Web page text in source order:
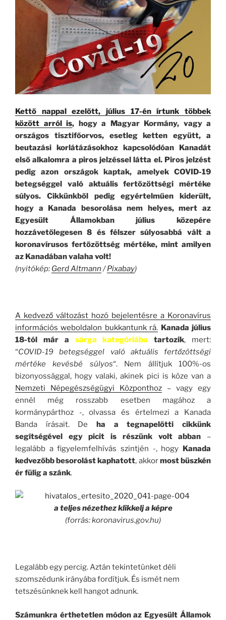
Kettő nappal ezelőtt, július 17-én írtunk többek
között arról is, hogy a Magyar Kormány, vagy a
országos tisztifőorvos, esetleg ketten együtt, a
beutazási korlátázásokhoz kapcsolódóan Kanadát
első alkalomra a piros jelzéssel látta el. Piros jelzést
pedig azon országok kaptak, amelyek COVID-19
betegséggel való aktuális fertőzöttségi mértéke
súlyos. Cikkünkből pedig egyértelműen kiderült,
hogy a Kanada besorolása nem helyes, mert az
Egyesült Államokban július közepére
hozzávetőlegesen 8 és félszer súlyosabbá vált a
koronavírusos fertőzöttség mértéke, mint amilyen
az Kanadában valaha volt!
(nyitókép: Gerd Altmann /Pixabay)
A kedvező változást hozó bejelentésre a Koronavírus
információs weboldalon bukkantunk rá. Kanada július
18-tól már a sárga kategóriába tartozik, mert:
“COVID-19 betegséggel való aktuális fertőzöttségi
mértéke kevésbé súlyos“. Nem állítjuk 100%-os
bizonyossággal, hogy valaki, akinek pici is köze van a
Nemzeti Népegészségügyi Központhoz – vagy egy
ennél még rosszabb esetben magához a
kormánypárthoz -, olvassa és értelmezi a Kanada
Banda írásait. De ha a tegnapelőtti cikkünk
segítségével egy picit is részünk volt abban –
legalább a figyelemfelhívás szintjén -, hogy Kanada
kedvezőbb besorolást kaphatott, akkormost büszkén
ér fülig a szánk.
a teljes nézethez klikkelj a képre
(forrás: koronavirus.gov.hu)
Legalább egy percig. Aztán tekintetünket déli
szomszédunk irányába fordítjuk. És ismét nem
tetszésünknek kell hangot adnunk.
Számunkra érthetetlen módon az Egyesült Államok